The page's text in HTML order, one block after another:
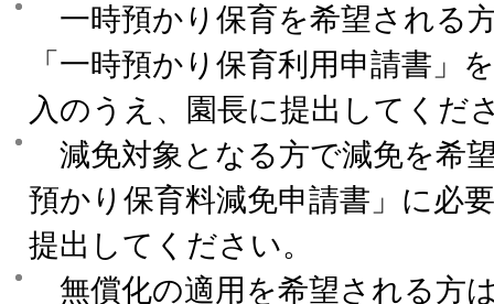
一時預かり保育を希望される
「一時預かり保育利用申請書」
入のうえ、園長に提出してくだ
減免対象となる方で減免を希
預かり保育料減免申請書」に必
提出してください。
無償化の適用を希望される方